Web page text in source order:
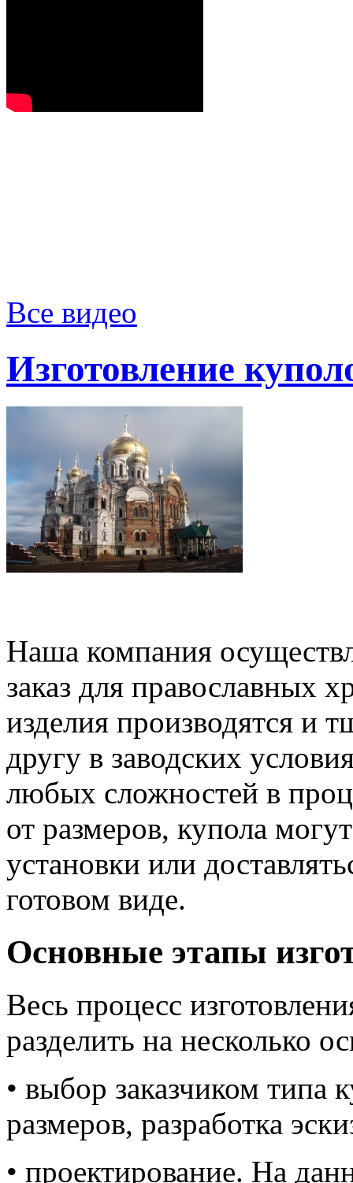
Все видео
Изготовление
Наша компания
заказ для православных
изделия производятся и
другу в заводских
любых сложностей в
от размеров, купола
установки или
готовом виде.
Основные этапы
Весь процесс
разделить на несколько
• выбор заказчиком типа
размеров, разработка
• проектирование. На